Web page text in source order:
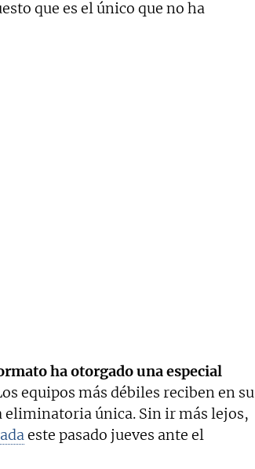
que es el único que no ha
ha otorgado una especial
equipos más débiles reciben en su
eliminatoria única. Sin ir más lejos,
este pasado jueves ante el